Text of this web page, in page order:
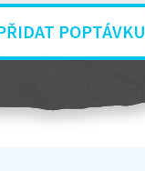
POPTÁVKU